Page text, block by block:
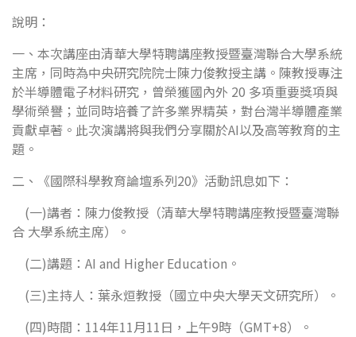
說明：
一、本次講座由清華大學特聘講座教授暨臺灣聯合大學系統
主席，同時為中央研究院院士陳力俊教授主講。陳教授專注
於半導體電子材料研究，曾榮獲國內外 20 多項重要獎項與
學術榮譽；並同時培養了許多業界精英，對台灣半導體產業
貢獻卓著。此次演講將與我們分享關於AI以及高等教育的主
題。
二、《國際科學教育論壇系列20》活動訊息如下：
(一)講者：陳力俊教授（清華大學特聘講座教授暨臺灣聯
合 大學系統主席）。
(二)講題：AI and Higher Education。
(三)主持人：葉永烜教授（國立中央大學天文研究所）。
(四)時間：114年11月11日，上午9時（GMT+8）。